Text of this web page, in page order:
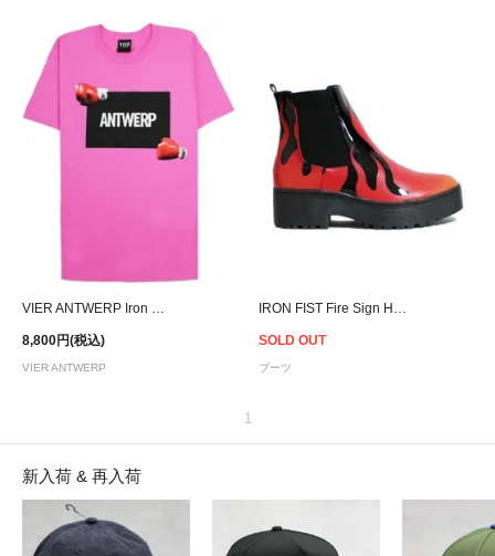
8,800円(税込)
VIER ANTWERP
SOLD OUT
ブーツ
1
新入荷 & 再入荷